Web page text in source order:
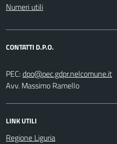
Numeri utili
CONTATTI D.P.O.
PEC:
Avv. Massimo Ramello
LINK UTILI
Regione Liguria